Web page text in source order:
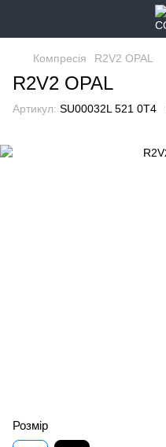
Компресія R2V2 OPAL
R2V2 OPAL
Артикул: SU00032L 521 0T4
Розмір